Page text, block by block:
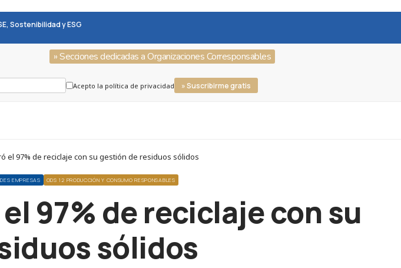
Sostenibilidad y ESG
» Secciones dedicadas a Organizaciones Corresponsables
Acepto la política de privacidad » Suscribirme gratis
el 97% de reciclaje con su gestión de residuos sólidos
EMPRESAS ODS 12 PRODUCCIÓN Y CONSUMO RESPONSABLES
97% de reciclaje con su
sólidos